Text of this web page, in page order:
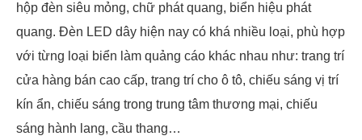
hộp đèn siêu mỏng, chữ phát quang, biển hiệu phát
quang. Đèn LED dây hiện nay có khá nhiều loại, phù hợp
với từng loại biển làm quảng cáo khác nhau như: trang trí
cửa hàng bán cao cấp, trang trí cho ô tô, chiếu sáng vị trí
kín ẩn, chiếu sáng trong trung tâm thương mại, chiếu
sáng hành lang, cầu thang…